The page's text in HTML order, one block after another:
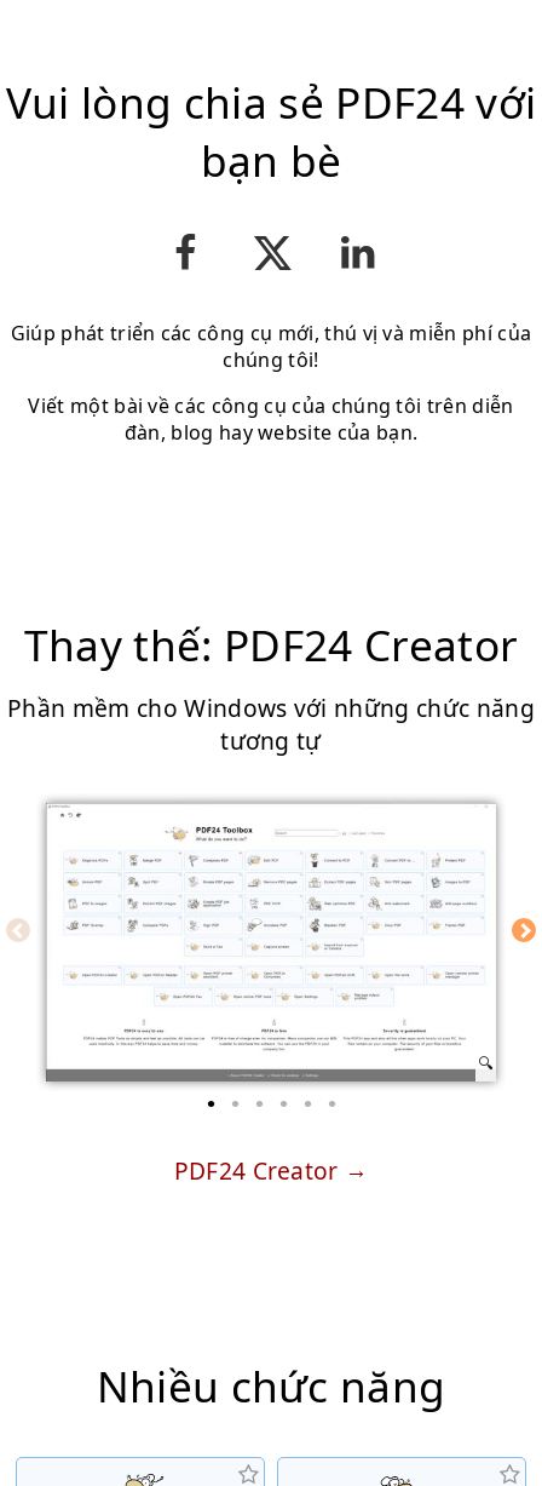
Vui lòng chia sẻ PDF24 với
bạn bè
Giúp phát triển các công cụ mới, thú vị và miễn phí của
chúng tôi!
Viết một bài về các công cụ của chúng tôi trên diễn
đàn, blog hay website của bạn.
Thay thế: PDF24 Creator
Phần mềm cho Windows với những chức năng
tương tự
PDF24 Creator
Nhiều chức năng